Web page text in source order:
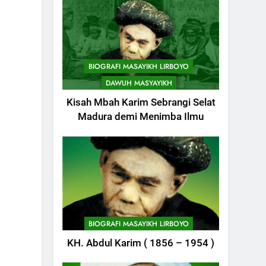
BIOGRAFI MASAYIKH LIRBOYO
DAWUH MASYAYIKH
Kisah Mbah Karim Sebrangi Selat
Madura demi Menimba Ilmu
BIOGRAFI MASAYIKH LIRBOYO
KH. Abdul Karim ( 1856 – 1954 )
744
Himasal Semen
Sumbang
Pembangunan
Kantor Himasal
POJOK LIRBOYO
745
Delegasi MQK Kota